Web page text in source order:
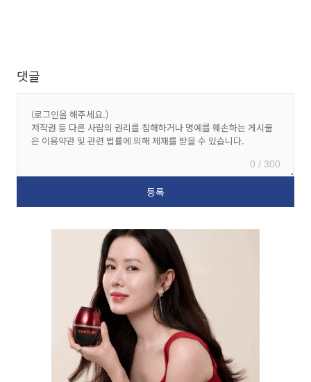
댓글
0 / 300